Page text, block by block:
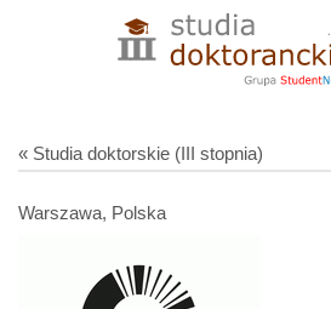
« Studia doktorskie (III stopnia)
Warszawa, Polska